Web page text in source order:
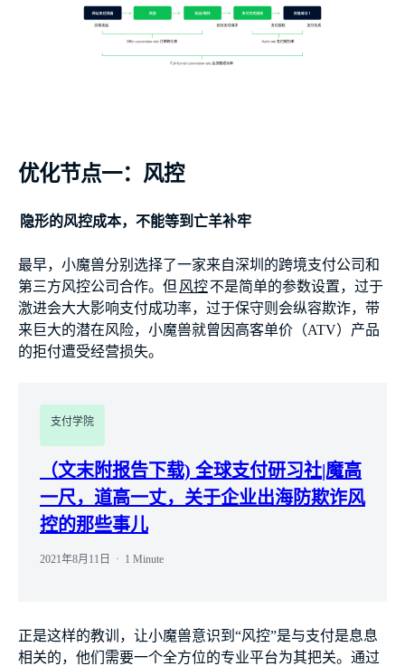
优化节点一：风控
隐形的风控成本，不能等到亡羊补牢
最早，小魔兽分别选择了一家来自深圳的跨境支付公司和
第三方风控公司合作。但 风控不是简单的参数设置，过于
激进会大大影响支付成功率，过于保守则会纵容欺诈，带
来巨大的潜在风险，小魔兽就曾因高客单价（ATV）产品
的拒付遭受经营损失。
支付学院
（文末附报告下载) 全球支付研习社|魔高
一尺，道高一丈，关于企业出海防欺诈风
控的那些事儿
2021年8月11日 1 Minute
正是这样的教训，让小魔兽意识到“风控”是与支付是息息
相关的，他们需要一个全方位的专业平台为其把关。通过